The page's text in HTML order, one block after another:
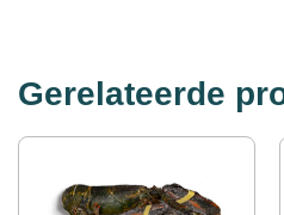
Gerelateerde